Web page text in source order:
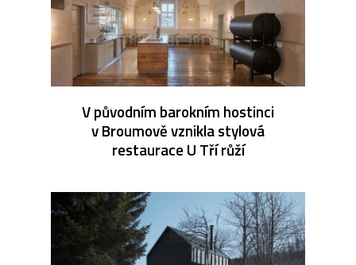
V původním barokním hostinci
v Broumově vznikla stylová
restaurace U Tří růží